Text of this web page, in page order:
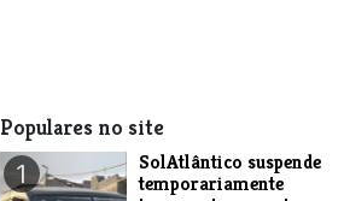
Populares no site
1
SolAtlântico suspende
temporariamente